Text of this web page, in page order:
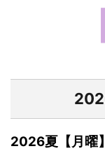
2026夏【月曜